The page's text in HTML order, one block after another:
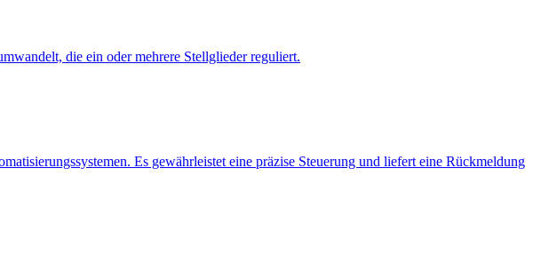
die ein oder mehrere Stellglieder reguliert.
Es gewährleistet eine präzise Steuerung und liefert eine Rückmeldung